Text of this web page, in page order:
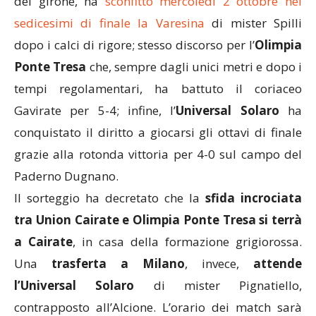
sedicesimi di finale la Varesina di mister Spilli
dopo i calci di rigore; stesso discorso per l’Olimpia
Ponte Tresa che, sempre dagli unici metri e dopo i
tempi regolamentari, ha battuto il coriaceo
Gavirate per 5-4; infine, l’Universal Solaro ha
conquistato il diritto a giocarsi gli ottavi di finale
grazie alla rotonda vittoria per 4-0 sul campo del
Paderno Dugnano.
Il sorteggio ha decretato che la sfida incrociata
tra Union Cairate e Olimpia Ponte Tresa si terrà
a Cairate, in casa della formazione grigiorossa.
Una trasferta a Milano, invece, attende
l’Universal Solaro di mister Pignatiello,
contrapposto all’Alcione. L’orario dei match sarà